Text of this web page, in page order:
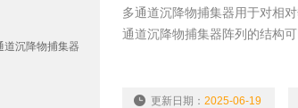
多通道沉降物捕集器用于对相
通道沉降物捕集器阵列的结构
降物捕集器阵列跟水流方向处
更新日期：2025-06-19